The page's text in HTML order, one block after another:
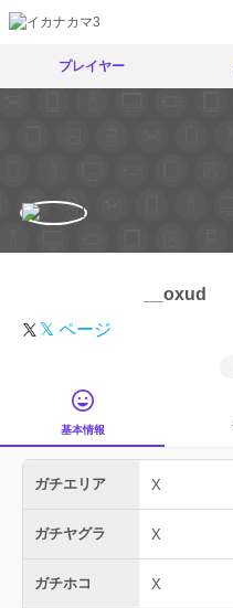
プレイヤー
__oxud
𝕏 ページ
基本情報
ガチエリア X
ガチヤグラ X
ガチホコ X